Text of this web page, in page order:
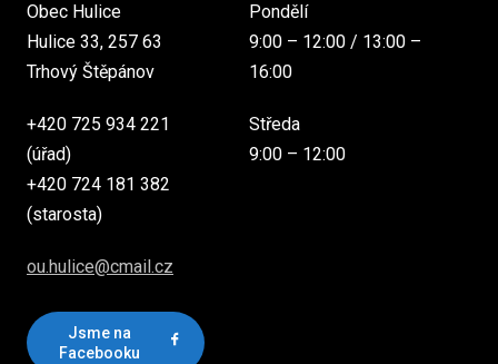
Obec Hulice
Hulice 33, 257 63
Trhový Štěpánov
+420 725 934 221
(úřad)
+420 724 181 382
(starosta)
ou.hulice@cmail.cz
Jsme na
Facebooku
Pondělí
9:00 – 12:00 / 13:00 –
16:00
Středa
9:00 – 12:00